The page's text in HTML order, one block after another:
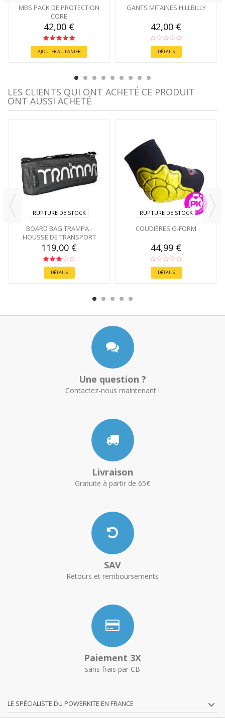
MBS PACK DE PROTECTION
CORE
42,00 €
AJOUTER AU PANIER
GANTS MITAINES HILLBILLY
42,00 €
DÉTAILS
LES CLIENTS QUI ONT ACHETÉ CE PRODUIT
ONT AUSSI ACHETÉ
RUPTURE DE STOCK
BOARD BAG TRAMPA -
HOUSSE DE TRANSPORT
119,00 €
DÉTAILS
RUPTURE DE STOCK
COUDIÈRES G-FORM
44,99 €
DÉTAILS
Une question ?
Contactez-nous maintenant !
Livraison
Gratuite à partir de 65€
SAV
Retours et remboursements
Paiement 3X
sans frais par CB
LE SPÉCIALISTE DU POWERKITE EN FRANCE